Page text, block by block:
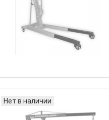
Нет в наличии